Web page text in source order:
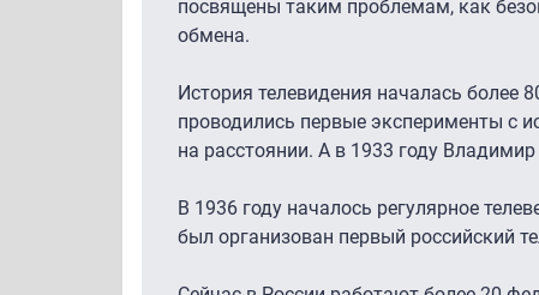
посвящены таким проблемам, как
обмена.
История телевидения началась более
проводились первые эксперименты с
на расстоянии. А в 1933 году
В 1936 году началось регулярное
был организован первый российский